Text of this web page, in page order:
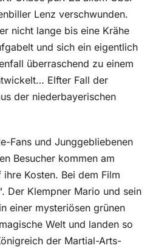
Lenz verschwunden.
nicht lange bis eine Krähe
und sich ein eigentlich
überraschend zu einem
Elfter Fall der
der niederbayerischen
Fans und Junggebliebenen
Besucher kommen am
Kosten. Bei dem Film
Der Klempner Mario und sein
einer mysteriösen grünen
Welt und landen so
der Martial-Arts-